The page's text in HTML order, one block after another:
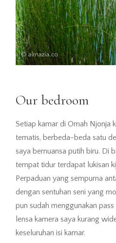
Our bedroom
Setiap kamar di Omah Njonja
tematis, berbeda-beda satu
saya bernuansa putih biru. Di
tempat tidur terdapat lukisan
Perpaduan yang sempurna
dengan sentuhan seni yang
pun sudah menggunakan
lensa kamera saya kurang
keseluruhan isi kamar.